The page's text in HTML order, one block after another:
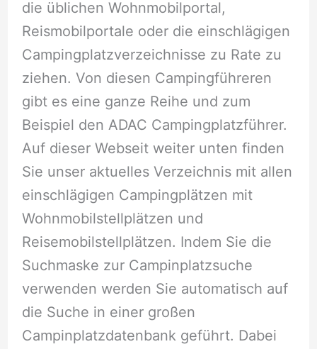
die üblichen Wohnmobilportal,
Reismobilportale oder die einschlägigen
Campingplatzverzeichnisse zu Rate zu
ziehen. Von diesen Campingführeren
gibt es eine ganze Reihe und zum
Beispiel den ADAC Campingplatzführer.
Auf dieser Webseit weiter unten finden
Sie unser aktuelles Verzeichnis mit allen
einschlägigen Campingplätzen mit
Wohnmobilstellplätzen und
Reisemobilstellplätzen. Indem Sie die
Suchmaske zur Campinplatzsuche
verwenden werden Sie automatisch auf
die Suche in einer großen
Campinplatzdatenbank geführt. Dabei